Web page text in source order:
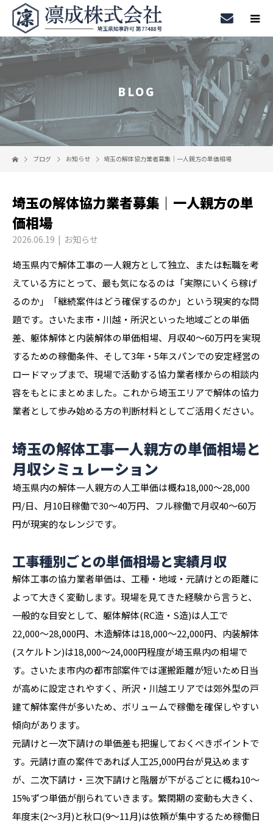
BLOG
ブログ お知らせ 埼玉の解体協力業者募集｜一人親方の単価相場
埼玉の解体協力業者募集｜一人親方の単
価相場
2026.06.19 お知らせ
埼玉県内で解体工事の一人親方として独立、または転職を考
えている方にとって、最も気になるのは「実際にいくら稼げ
るのか」「継続案件はどう確保するのか」という現実的な問
題です。さいたま市・川越・所沢といった地域ごとの単価
差、躯体解体と内装解体の単価相場、月収40〜60万円を実現
するための稼働条件、そして3年・5年スパンでの安定経営の
ロードマップまで、現場で活動する協力業者様からの相談内
容をもとにまとめました。これから埼玉エリアで解体の協力
業者として歩み始める方の判断材料としてご活用ください。
埼玉の解体工事一人親方の単価相場と
月収シミュレーション
埼玉県内の解体一人親方の人工単価は概ね18,000〜28,000
円/日、月10日稼働で30〜40万円、フル稼働で月収40〜60万
円が現実的なレンジです。
工事種別ごとの単価相場と実績月収
解体工事の協力業者単価は、工種・地域・元請けとの距離に
よって大きく変動します。現場を見てきた経験から言うと、
一般的な目安として、躯体解体(RC造・S造)は人工で
22,000〜28,000円、木造解体は18,000〜22,000円、内装解体
(スケルトン)は18,000〜24,000円程度が埼玉県内の相場で
す。さいたま市内の都市部案件では運搬距離が短いため日当
が高めに設定されやすく、所沢・川越エリアでは郊外型の戸
建て解体案件が多いため、ボリュームで稼働を確保しやすい
傾向があります。
元請けと一次下請けの単価差も把握しておくべきポイントで
す。元請け直の案件であれば人工25,000円台が見込めます
が、二次下請け・三次下請けと階層が下がるごとに概ね10〜
15%ずつ単価が削られていきます。繁閑期の変動も大きく、
年度末(2〜3月)と秋口(9〜11月)は依頼が集中するため稼働日